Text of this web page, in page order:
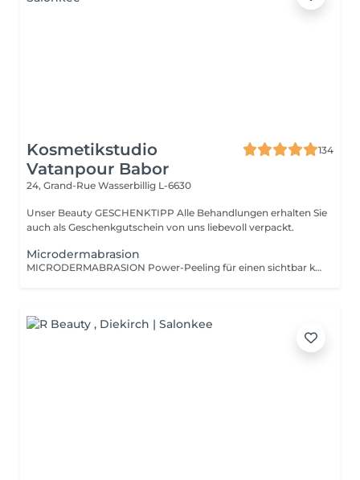
Kosmetikstudio
Vatanpour Babor
134
24, Grand-Rue Wasserbillig L-6630
Unser Beauty GESCHENKTIPP Alle Behandlungen erhalten Sie
auch als Geschenkgutschein von uns liebevoll verpackt.
Microdermabrasion
MICRODERMABRASION Power-Peeling für einen sichtbar klaren und reinen Tent. Ihre Haut fühlt sich zart, fein und ebenmäßig an. Ob tiefe Fältchen und Linien, Unreinheiten, Narben, Pigmentflecken oder Altersflecken - durch sehr präzise, aber dennoch sanfte Abtragung der oberen Hautzellen werden Regenerationsprozesse in der Haut spürbar angeregt.